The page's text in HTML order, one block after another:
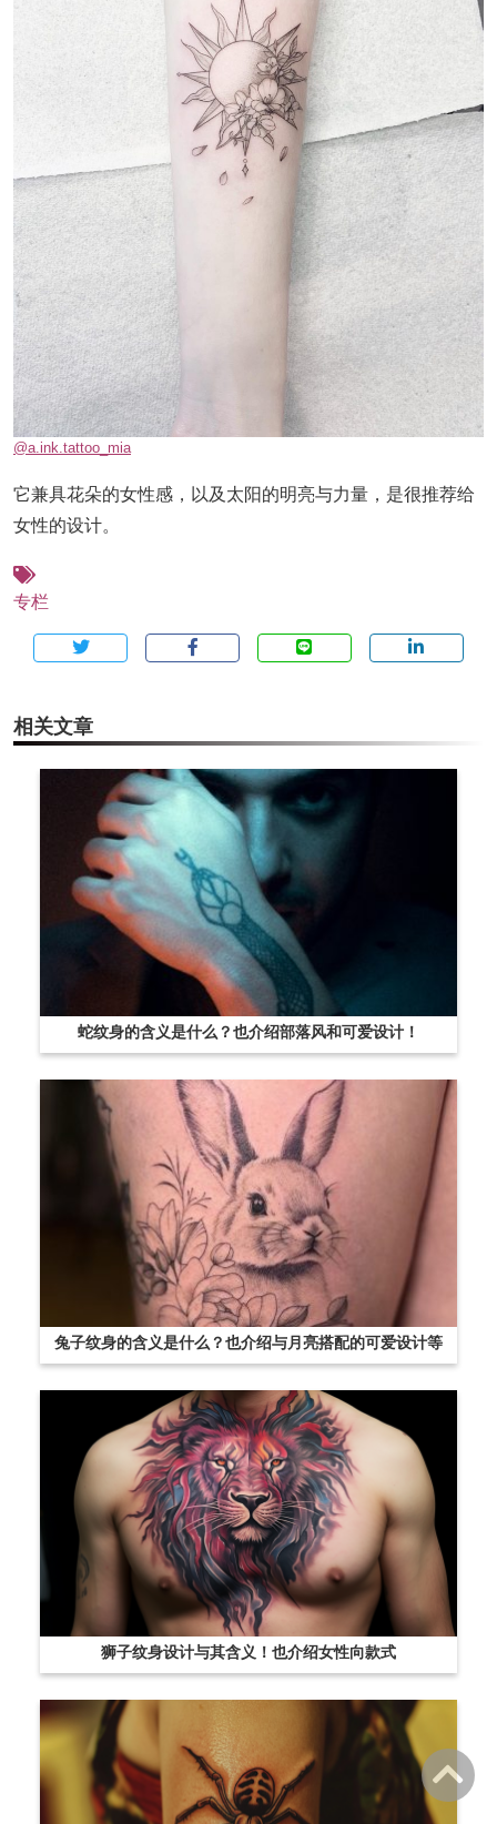
@a.ink.tattoo_mia
它兼具花朵的女性感，以及太阳的明亮与力量，是很推荐给
女性的设计。
专栏
相关文章
蛇纹身的含义是什么？也介绍部落风和可爱设计！
兔子纹身的含义是什么？也介绍与月亮搭配的可爱设计等
狮子纹身设计与其含义！也介绍女性向款式